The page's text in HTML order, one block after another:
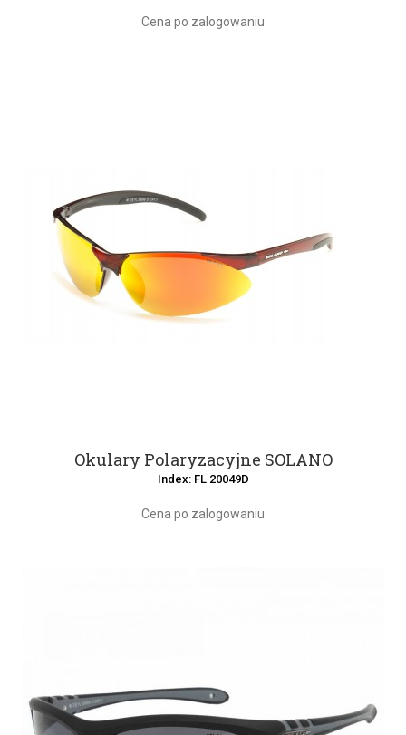
Cena po zalogowaniu
Okulary Polaryzacyjne SOLANO
Index: FL 20049D
Cena po zalogowaniu